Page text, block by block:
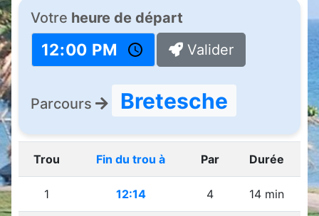
Votre heure de départ
Valider
Parcours Bretesche
Trou Fin du trou à Par Durée
1 12:14 4 14 min